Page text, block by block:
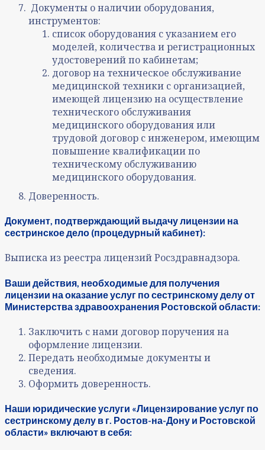
Документы о наличии оборудования,
инструментов:
список оборудования с указанием его
моделей, количества и регистрационных
удостоверений по кабинетам;
договор на техническое обслуживание
медицинской техники с организацией,
имеющей лицензию на осуществление
технического обслуживания
медицинского оборудования или
трудовой договор с инженером, имеющим
повышение квалификации по
техническому обслуживанию
медицинского оборудования.
Доверенность.
Документ, подтверждающий выдачу лицензии на
сестринское дело (процедурный кабинет):
Выписка из реестра лицензий Росздравнадзора.
Ваши действия, необходимые для получения
лицензии на оказание услуг по сестринскому делу от
Министерства здравоохранения Ростовской области:
Заключить с нами договор поручения на
оформление лицензии.
Передать необходимые документы и
сведения.
Оформить доверенность.
Наши юридические услуги «Лицензирование услуг по
сестринскому делу в г. Ростов-на-Дону и Ростовской
области» включают в себя: